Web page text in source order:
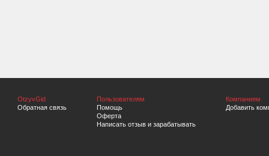
OtzyvGid
Обратная связь
Пользователям
Помощь
Оферта
Написать отзыв и зарабатывать
Компаниям
Добавить